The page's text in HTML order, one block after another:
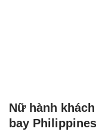
Nữ hành
bay